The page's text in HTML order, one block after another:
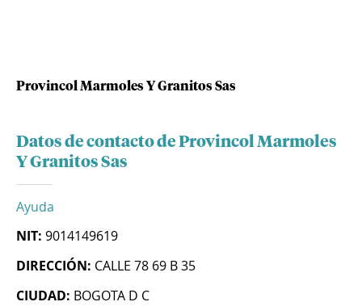
Provincol Marmoles Y Granitos Sas
Datos de contacto de Provincol Marmoles
Y Granitos Sas
Ayuda
NIT: 9014149619
DIRECCIÓN: CALLE 78 69 B 35
CIUDAD: BOGOTA D C